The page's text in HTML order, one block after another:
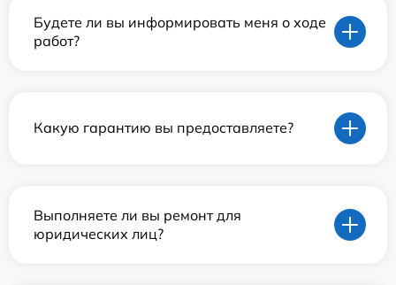
Будете ли вы информировать меня о ходе
работ?
Какую гарантию вы предоставляете?
Выполняете ли вы ремонт для
юридических лиц?